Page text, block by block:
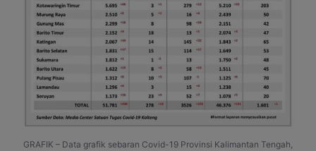
GRAFIK – Data grafik sebaran Covid-19 Provinsi Kalimantan Tengah,